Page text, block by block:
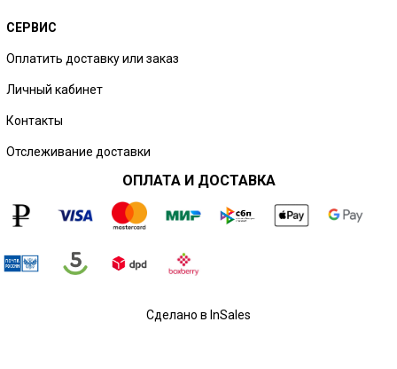
СЕРВИС
Оплатить доставку или заказ
Личный кабинет
Контакты
Отслеживание доставки
ОПЛАТА И ДОСТАВКА
Сделано в InSales